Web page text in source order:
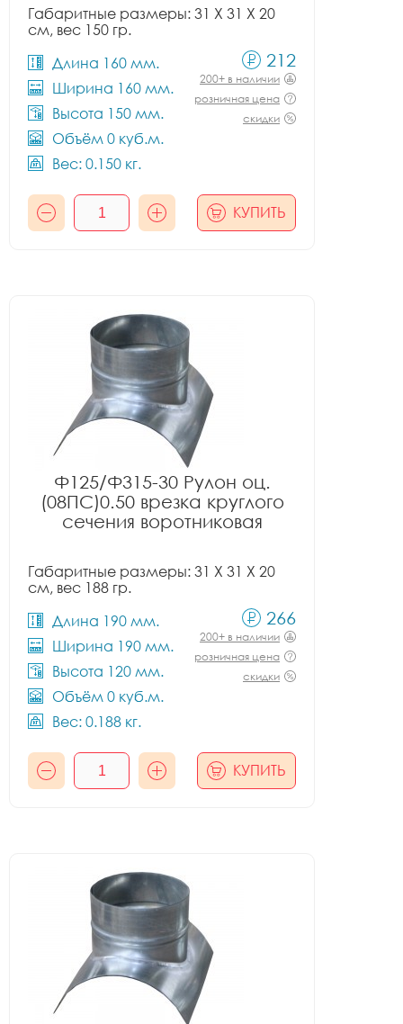
Габаритные размеры: 31 X 31 X 20
см, вес 150 гр.
Длина 160 мм.
Ширина 160 мм.
Высота 150 мм.
Объём 0 куб.м.
Вес: 0.150 кг.
212
200+ в наличии
розничная цена
скидки
КУПИТЬ
Ф125/Ф315-30 Рулон оц.
(08ПС)0.50 врезка круглого
сечения воротниковая
Габаритные размеры: 31 X 31 X 20
см, вес 188 гр.
Длина 190 мм.
Ширина 190 мм.
Высота 120 мм.
Объём 0 куб.м.
Вес: 0.188 кг.
266
200+ в наличии
розничная цена
скидки
КУПИТЬ